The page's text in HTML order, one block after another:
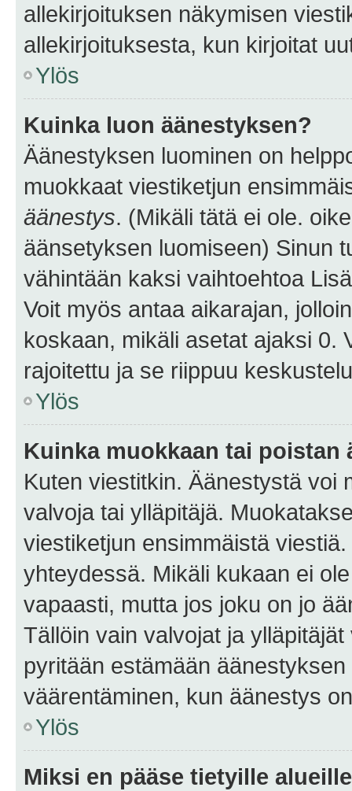
allekirjoituksen näkymisen
allekirjoituksesta, kun kirjoitat
Ylös
Kuinka luon äänestyksen?
Äänestyksen luominen on
muokkaat viestiketjun
äänestys. (Mikäli tätä ei ole.
äänsetyksen luomiseen) Sinun
vähintään kaksi vaihtoehtoa
Voit myös antaa aikarajan,
koskaan, mikäli asetat ajaksi 0.
rajoitettu ja se riippuu
Ylös
Kuinka muokkaan tai poistan
Kuten viestitkin. Äänestystä voi
valvoja tai ylläpitäjä.
viestiketjun ensimmäistä
yhteydessä. Mikäli kukaan ei
vapaasti, mutta jos joku on jo
Tällöin vain valvojat ja
pyritään estämään
väärentäminen, kun äänestys
Ylös
Miksi en pääse tietyille